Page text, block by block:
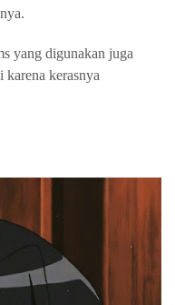
yang digunakan juga
karena kerasnya